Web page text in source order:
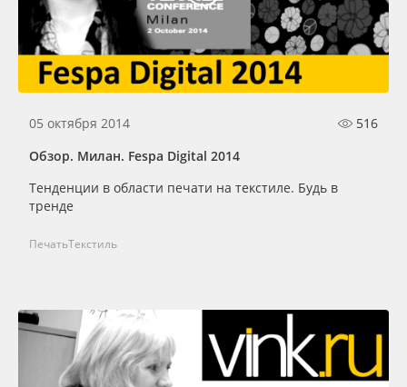
05 октября 2014
516
Обзор. Милан. Fespa Digital 2014
Тенденции в области печати на текстиле. Будь в
тренде
ПечатьТекстиль